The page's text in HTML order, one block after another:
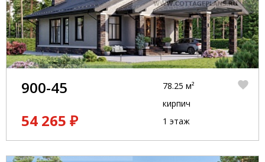
900-45
54 265 ₽
78.25 м²
кирпич
1 этаж